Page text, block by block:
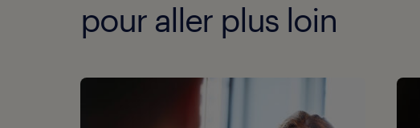
pour aller plus loin